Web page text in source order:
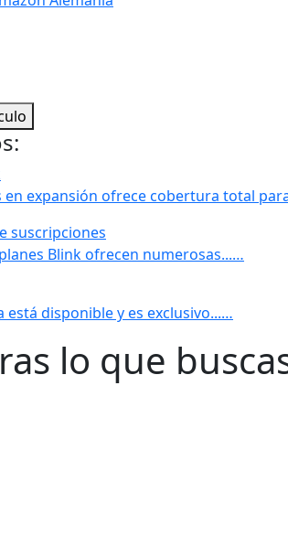
expansión ofrece cobertura total
suscripciones
Blink ofrecen numerosas...…
está disponible y es exclusivo...…
lo que